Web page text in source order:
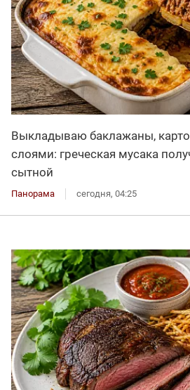
Выкладываю баклажаны,
слоями: греческая мусака
сытной
Панорама сегодня, 04:25